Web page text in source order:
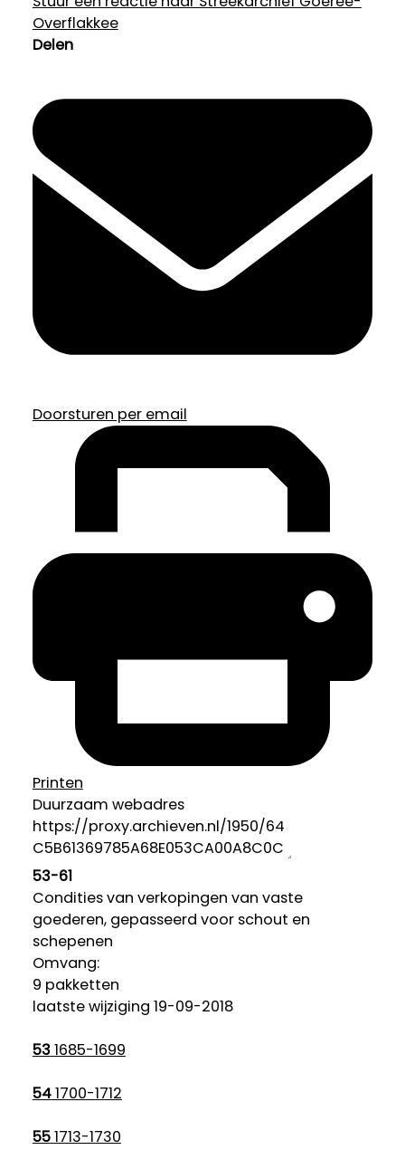
Overflakkee
Delen
Doorsturen per email
Printen
Duurzaam webadres
53-61
Condities van verkopingen van vaste
goederen, gepasseerd voor schout en
schepenen
Omvang:
9 pakketten
laatste wijziging 19-09-2018
531685-1699
541700-1712
551713-1730